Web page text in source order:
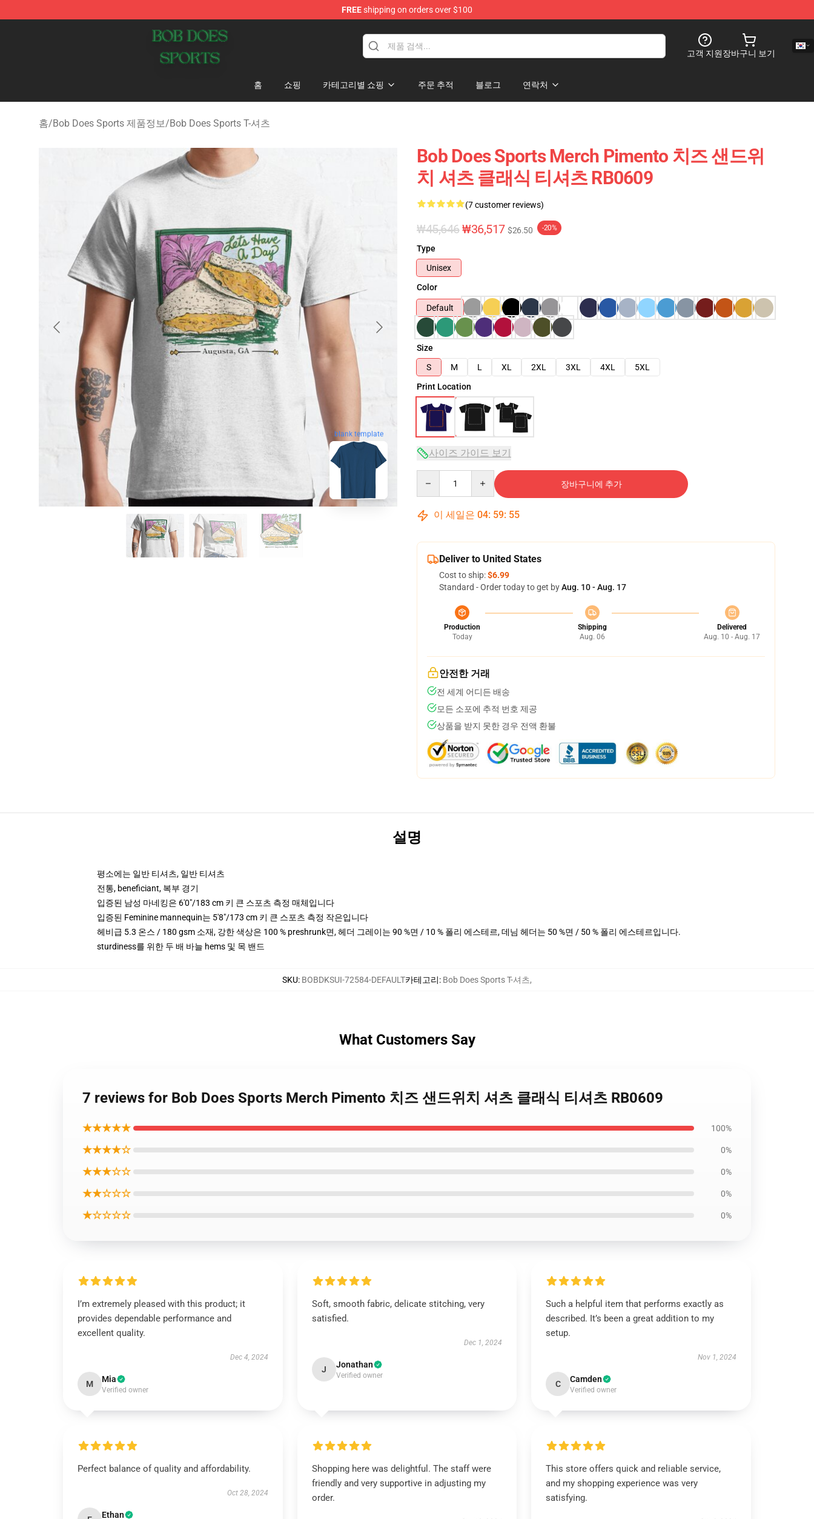
FREEshipping on orders over $100
Bob Does Sports Store - Official Bob Does Sports Merchandise Shop
고객 지원장바구니 보기
홈 쇼핑 카테고리별 쇼핑 주문 추적 블로그 연락처
홈/Bob Does Sports 제품정보/Bob Does Sports T-셔츠
blank template
Bob Does Sports Merch Pimento 치즈 샌드위
치 셔츠 클래식 티셔츠 RB0609
(7 customer reviews)
₩45,646₩36,517 $26.50 -20%
Type
Unisex
Color
Default
Size
S
M L XL 2XL 3XL 4XL
5XL
Print Location
사이즈 가이드 보기
장바구니에 추가
이 세일은 04: 59: 54
Deliver to United States
Cost to ship:$6.99
Standard - Order today to get byAug. 10 - Aug. 17
Production
Today
Shipping
Aug. 06
Delivered
Aug. 10 - Aug. 17
안전한 거래
전 세계 어디든 배송
모든 소포에 추적 번호 제공
상품을 받지 못한 경우 전액 환불
설명
평소에는 일반 티셔츠, 일반 티셔츠
전통, beneficiant, 복부 경기
입증된 남성 마네킹은 6'0"/183 cm 키 큰 스포츠 측정 매체입니다
입증된 Feminine mannequin는 5'8"/173 cm 키 큰 스포츠 측정 작은입니다
헤비급 5.3 온스 / 180 gsm 소재, 강한 색상은 100 % preshrunk면, 헤더 그레이는 90 %면 / 10 % 폴리 에스테르, 데님 헤더는 50 %면 / 50 % 폴리 에스테르입니다.
sturdiness를 위한 두 배 바늘 hems 및 목 밴드
SKU: BOBDKSUI-72584-DEFAULT카테고리: Bob Does Sports T-셔츠,
What Customers Say
7 reviews for Bob Does Sports Merch Pimento 치즈 샌드위치 셔츠 클래식 티셔츠 RB0609
★★★★★ 100%
★★★★☆ 0%
★★★☆☆ 0%
★★☆☆☆ 0%
★☆☆☆☆ 0%
I’m extremely pleased with this product; it
provides dependable performance and
excellent quality.
Dec 4, 2024
M Mia
Verified owner
Soft, smooth fabric, delicate stitching, very
satisfied.
Dec 1, 2024
J Jonathan
Verified owner
Such a helpful item that performs exactly as
described. It’s been a great addition to my
setup.
Nov 1, 2024
C Camden
Verified owner
Perfect balance of quality and affordability.
Oct 28, 2024
Ethan
Shopping here was delightful. The staff were
friendly and very supportive in adjusting my
order.
This store offers quick and reliable service,
and my shopping experience was very
satisfying.